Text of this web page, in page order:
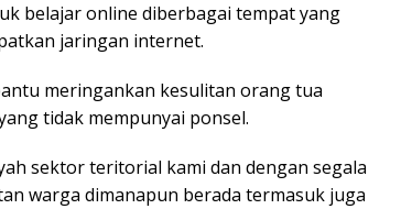
belajar online diberbagai tempat yang
jaringan internet.
meringankan kesulitan orang tua
tidak mempunyai ponsel.
sektor teritorial kami dan dengan segala
warga dimanapun berada termasuk juga